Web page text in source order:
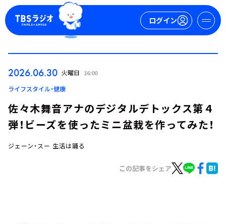
ログイン
ログイン
2026.06.30 火曜日 16:00
ライフスタイル・健康
佐々木舞音アナのデジタルデトックス第４
弾！ビーズを使ったミニ盆栽を作ってみた！
ジェーン・スー 生活は踊る
この記事をシェア